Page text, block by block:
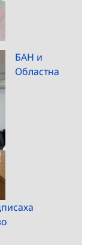
БАН и
Областна